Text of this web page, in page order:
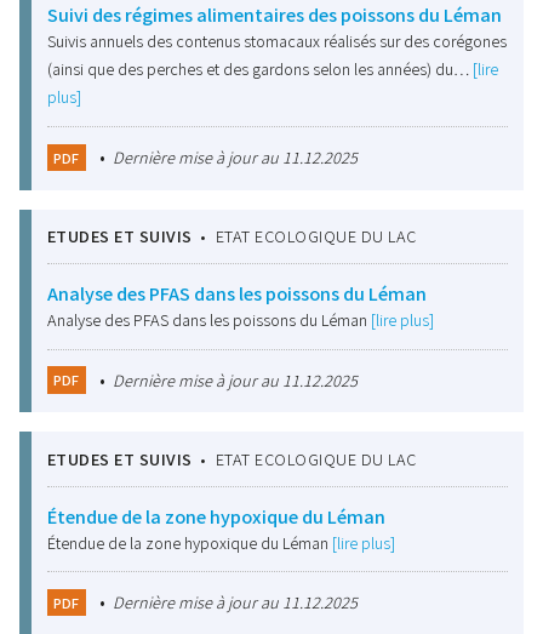
Suivi des régimes alimentaires des poissons du Léman
Suivis annuels des contenus stomacaux réalisés sur des corégones
(ainsi que des perches et des gardons selon les années) du… [lire
plus]
PDF • Dernière mise à jour au 11.12.2025
ETUDES ET SUIVIS • ETAT ECOLOGIQUE DU LAC
Analyse des PFAS dans les poissons du Léman
Analyse des PFAS dans les poissons du Léman [lire plus]
PDF • Dernière mise à jour au 11.12.2025
ETUDES ET SUIVIS • ETAT ECOLOGIQUE DU LAC
Étendue de la zone hypoxique du Léman
Étendue de la zone hypoxique du Léman [lire plus]
PDF • Dernière mise à jour au 11.12.2025